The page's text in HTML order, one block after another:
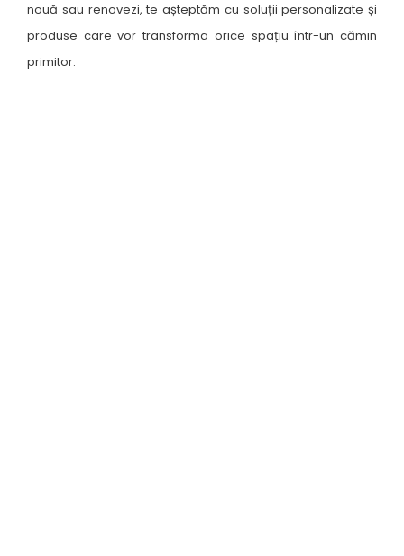
nouă sau renovezi, te așteptăm cu soluții personalizate și
produse care vor transforma orice spațiu într-un cămin
primitor.